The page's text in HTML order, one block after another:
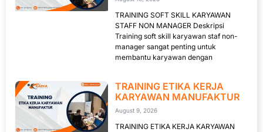
TRAINING SOFT SKILL KARYAWAN
STAFF NON MANAGER Deskripsi
Training soft skill karyawan staf non-
manager sangat penting untuk
membantu karyawan dengan
TRAINING ETIKA KERJA
KARYAWAN MANUFAKTUR
August 9, 2026
TRAINING ETIKA KERJA KARYAWAN